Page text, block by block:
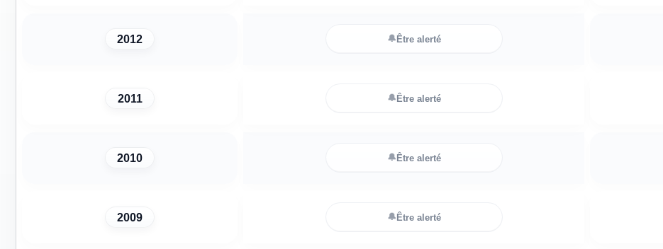
2012 🔔Être alerté
2011 🔔Être alerté
2010 🔔Être alerté
2009 🔔Être alerté